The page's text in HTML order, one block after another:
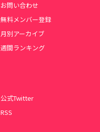
お問い合わせ
無料メンバー登録
月別アーカイブ
週間ランキング
公式Twitter
RSS